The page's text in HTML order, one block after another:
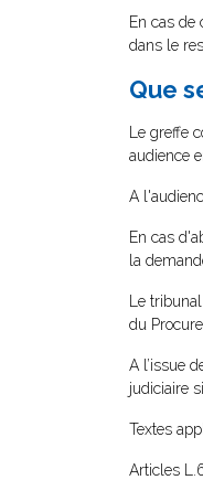
En cas de
dans le
Que
Le greffe
audience
A
En cas
la
Le
du
A l’issue
judiciaire
Textes
Articles